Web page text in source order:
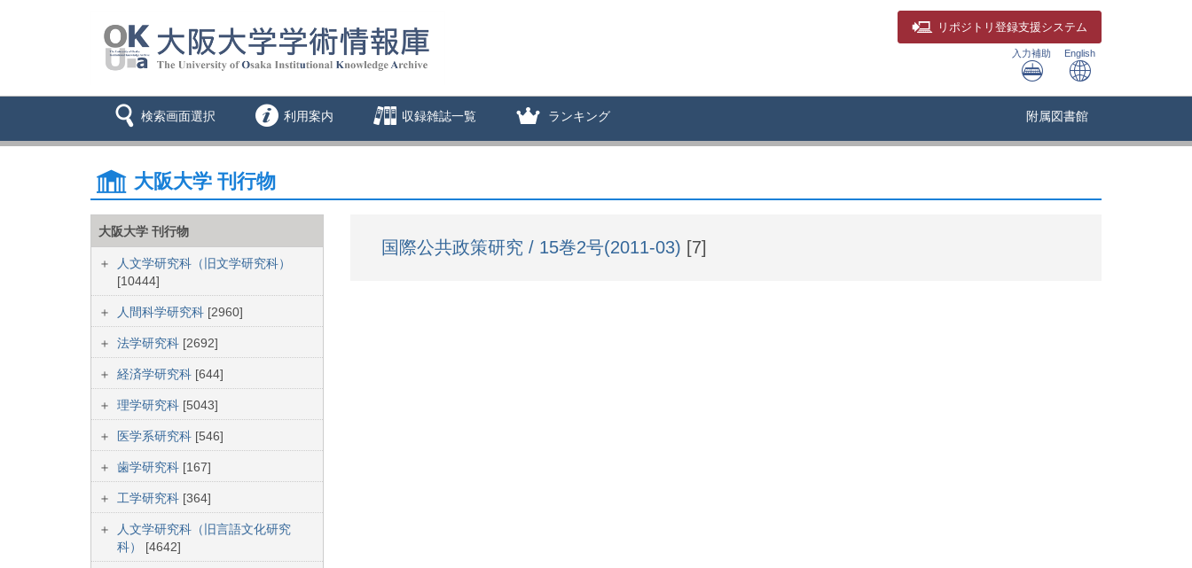
リポジトリ 登録支援システム
入力補助 English
検索画面選択 利用案内 収録雑誌一覧 ランキング 附属図書館
大阪大学 刊行物
大阪大学 刊行物
人文学研究科（旧文学研究科）
[10444]
人間科学研究科 [2960]
法学研究科 [2692]
経済学研究科 [644]
理学研究科 [5043]
医学系研究科 [546]
歯学研究科 [167]
工学研究科 [364]
人文学研究科（旧言語文化研究
科） [4642]
国際公共政策研究 / 15巻2号(2011-03) [7]